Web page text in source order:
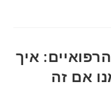
איך
אם זה